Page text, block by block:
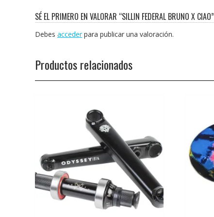
SÉ EL PRIMERO EN VALORAR “SILLIN FEDERAL BRUNO X CIAO”
Debes accederpara publicar una valoración.
Productos relacionados